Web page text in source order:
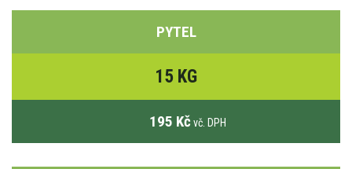
PYTEL
15 KG
195 Kč vč. DPH